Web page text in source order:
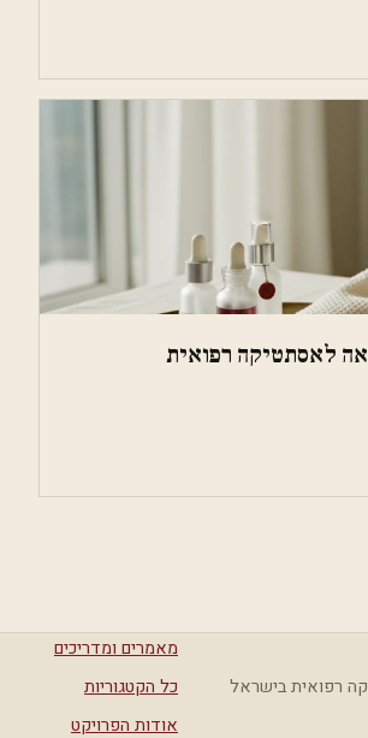
לאסתטיקה רפואית
רפואית בישראל
מאמרים ומדריכים
כל הקטגוריות
אודות הפרויקט